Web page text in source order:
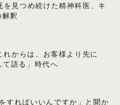
見つめ続けた精神科医、キ
釈
からは、お客様より先に
て語る」時代へ
すればいいんですか」と聞か